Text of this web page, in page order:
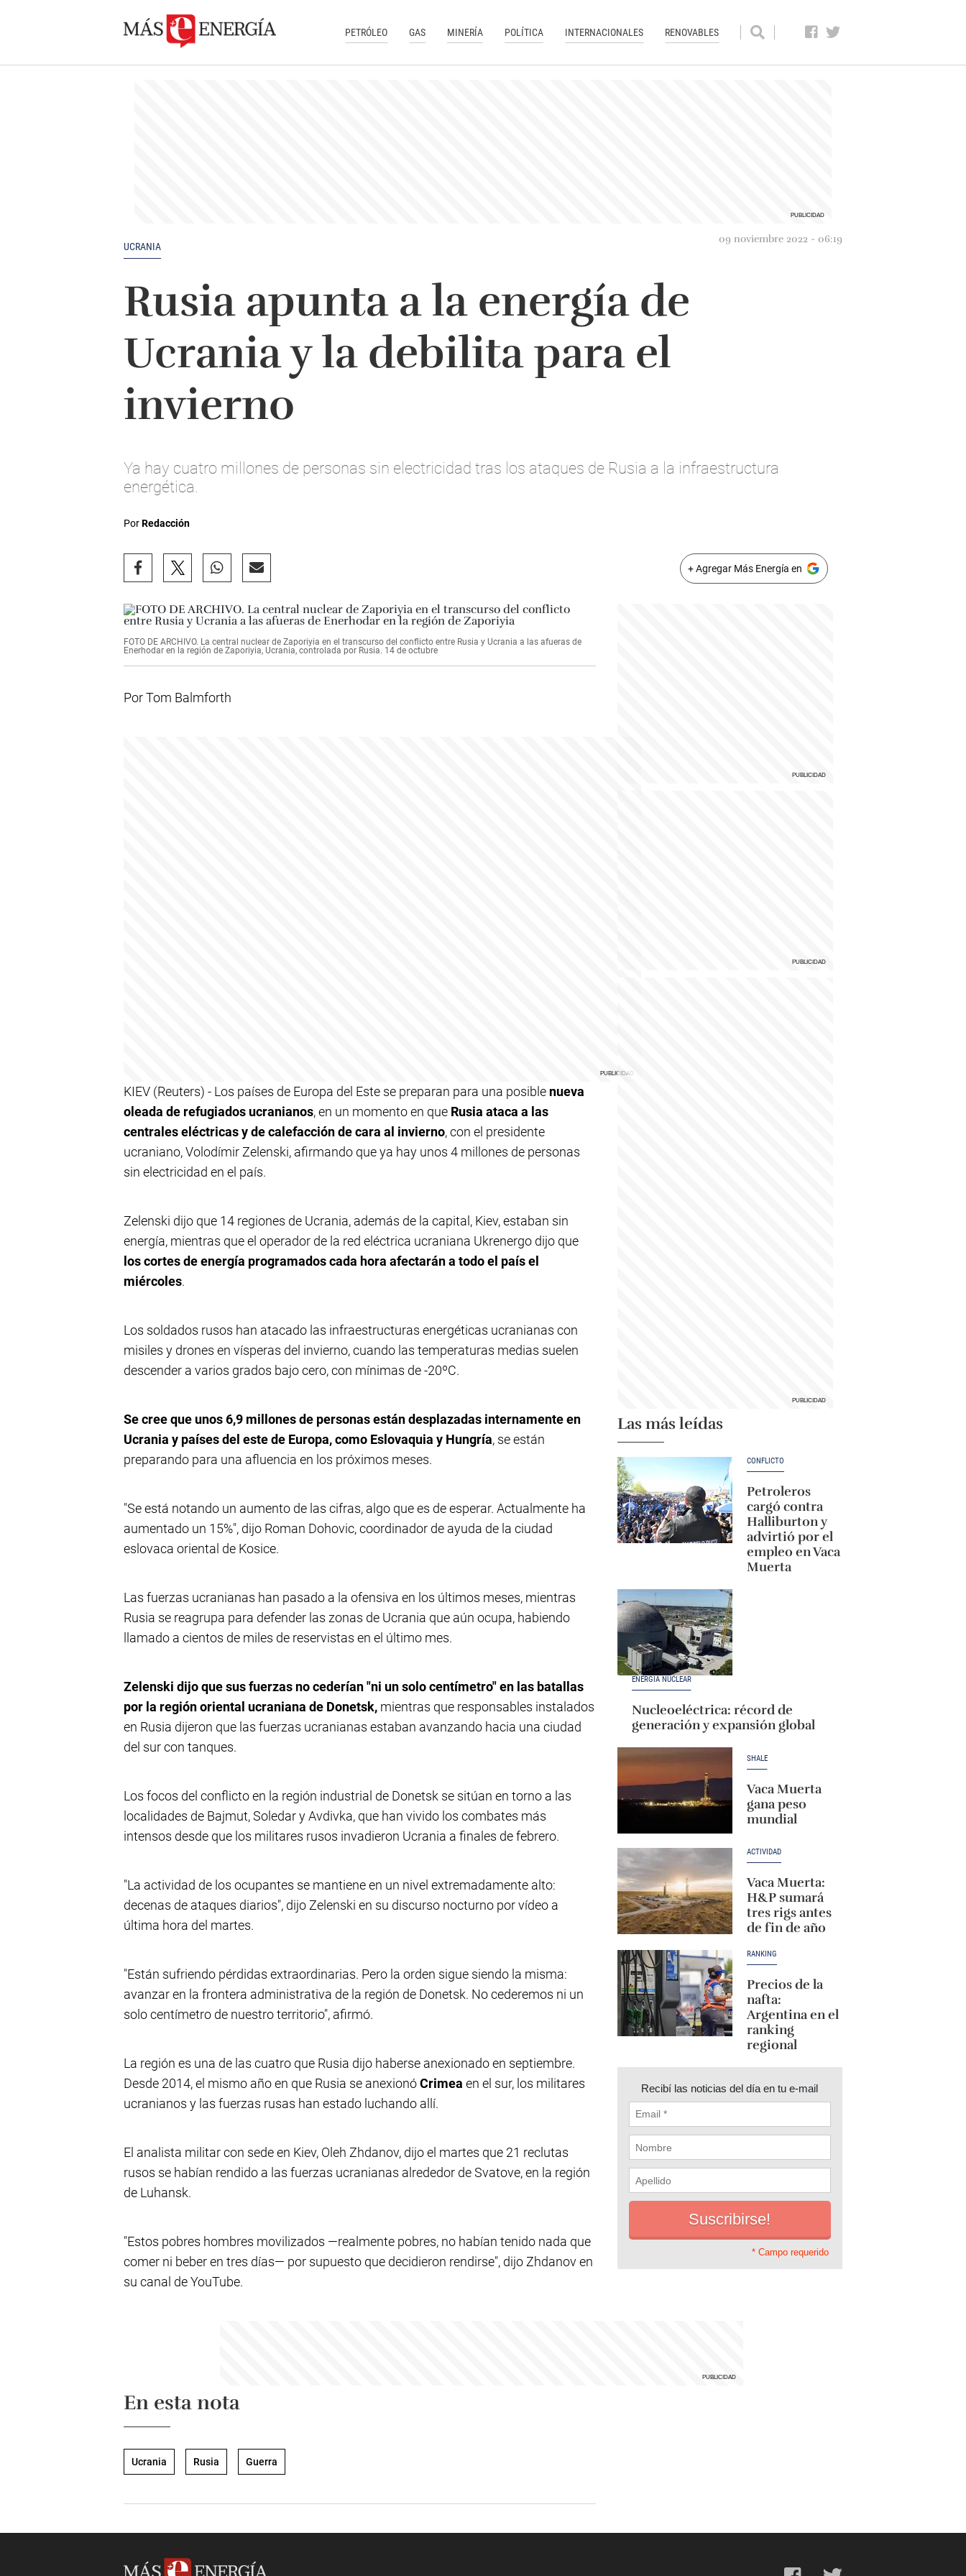
PETRÓLEO GAS MINERÍA POLÍTICA INTERNACIONALES RENOVABLES
UCRANIA
09 noviembre 2022 - 06:19
Rusia apunta a la energía de
Ucrania y la debilita para el
invierno
Ya hay cuatro millones de personas sin electricidad tras los ataques de Rusia a la infraestructura
energética.
PorRedacción
+ Agregar Más Energía en
FOTO DE ARCHIVO. La central nuclear de Zaporiyia en el transcurso del conflicto entre Rusia y Ucrania a las afueras de
Enerhodar en la región de Zaporiyia, Ucrania, controlada por Rusia. 14 de octubre
Por Tom Balmforth
KIEV (Reuters) - Los países de Europa del Este se preparan para una posible nueva
oleada de refugiados ucranianos, en un momento en que Rusia ataca a las
centrales eléctricas y de calefacción de cara al invierno, con el presidente
ucraniano, Volodímir Zelenski, afirmando que ya hay unos 4 millones de personas
sin electricidad en el país.
Zelenski dijo que 14 regiones de Ucrania, además de la capital, Kiev, estaban sin
energía, mientras que el operador de la red eléctrica ucraniana Ukrenergo dijo que
los cortes de energía programados cada hora afectarán a todo el país el
miércoles.
Los soldados rusos han atacado las infraestructuras energéticas ucranianas con
misiles y drones en vísperas del invierno, cuando las temperaturas medias suelen
descender a varios grados bajo cero, con mínimas de -20ºC.
Se cree que unos 6,9 millones de personas están desplazadas internamente en
Ucrania y países del este de Europa, como Eslovaquia y Hungría, se están
preparando para una afluencia en los próximos meses.
"Se está notando un aumento de las cifras, algo que es de esperar. Actualmente ha
aumentado un 15%", dijo Roman Dohovic, coordinador de ayuda de la ciudad
eslovaca oriental de Kosice.
Las fuerzas ucranianas han pasado a la ofensiva en los últimos meses, mientras
Rusia se reagrupa para defender las zonas de Ucrania que aún ocupa, habiendo
llamado a cientos de miles de reservistas en el último mes.
Zelenski dijo que sus fuerzas no cederían "ni un solo centímetro" en las batallas
por la región oriental ucraniana de Donetsk, mientras que responsables instalados
en Rusia dijeron que las fuerzas ucranianas estaban avanzando hacia una ciudad
del sur con tanques.
Los focos del conflicto en la región industrial de Donetsk se sitúan en torno a las
localidades de Bajmut, Soledar y Avdivka, que han vivido los combates más
intensos desde que los militares rusos invadieron Ucrania a finales de febrero.
"La actividad de los ocupantes se mantiene en un nivel extremadamente alto:
decenas de ataques diarios", dijo Zelenski en su discurso nocturno por vídeo a
última hora del martes.
"Están sufriendo pérdidas extraordinarias. Pero la orden sigue siendo la misma:
avanzar en la frontera administrativa de la región de Donetsk. No cederemos ni un
solo centímetro de nuestro territorio", afirmó.
La región es una de las cuatro que Rusia dijo haberse anexionado en septiembre.
Desde 2014, el mismo año en que Rusia se anexionóCrimea en el sur, los militares
ucranianos y las fuerzas rusas han estado luchando allí.
El analista militar con sede en Kiev, Oleh Zhdanov, dijo el martes que 21 reclutas
rusos se habían rendido a las fuerzas ucranianas alrededor de Svatove, en la región
de Luhansk.
"Estos pobres hombres movilizados —realmente pobres, no habían tenido nada que
comer ni beber en tres días— por supuesto que decidieron rendirse", dijo Zhdanov en
su canal de YouTube.
En esta nota
Ucrania Rusia Guerra
Las más leídas
CONFLICTO
Petroleros
cargó contra
Halliburton y
advirtió por el
empleo en Vaca
Muerta
ENERGÍA NUCLEAR
Nucleoeléctrica: récord de
generación y expansión global
SHALE
Vaca Muerta
gana peso
mundial
ACTIVIDAD
Vaca Muerta:
H&P sumará
tres rigs antes
de fin de año
RANKING
Precios de la
nafta:
Argentina en el
ranking
regional
Recibí las noticias del día en tu e-mail
* Campo requerido